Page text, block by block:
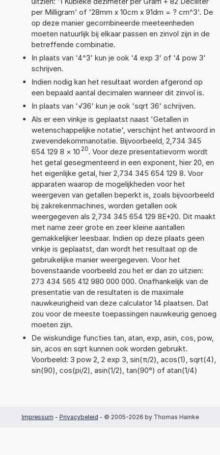
per Milligram' of '28mm x 10cm x 91dm = ? cm^3'. De
op deze manier gecombineerde meeteenheden
moeten natuurlijk bij elkaar passen en zinvol zijn in de
betreffende combinatie.
In plaats van '4^3' kun je ook '4 exp 3' of '4 pow 3'
schrijven.
Indien nodig kan het resultaat worden afgerond op
een bepaald aantal decimalen wanneer dit zinvol is.
In plaats van '√36' kun je ook 'sqrt 36' schrijven.
Als er een vinkje is geplaatst naast 'Getallen in
wetenschappelijke notatie', verschijnt het antwoord in
zwevendekommanotatie. Bijvoorbeeld, 2,734 345
654 129 8 × 10 20. Voor deze presentatievorm wordt
het getal gesegmenteerd in een exponent, hier 20, en
het eigenlijke getal, hier 2,734 345 654 129 8. Voor
apparaten waarop de mogelijkheden voor het
weergeven van getallen beperkt is, zoals bijvoorbeeld
bij zakrekenmachines, worden getallen ook
weergegeven als 2,734 345 654 129 8E+20. Dit maakt
met name zeer grote en zeer kleine aantallen
gemakkelijker leesbaar. Indien op deze plaats geen
vinkje is geplaatst, dan wordt het resultaat op de
gebruikelijke manier weergegeven. Voor het
bovenstaande voorbeeld zou het er dan zo uitzien:
273 434 565 412 980 000 000. Onafhankelijk van de
presentatie van de resultaten is de maximale
nauwkeurigheid van deze calculator 14 plaatsen. Dat
zou voor de meeste toepassingen nauwkeurig genoeg
moeten zijn.
De wiskundige functies tan, atan, exp, asin, cos, pow,
sin, acos en sqrt kunnen ook worden gebruikt.
Voorbeeld: 3 pow 2, 2 exp 3, sin(π/2), acos(1), sqrt(4),
sin(90), cos(pi/2), asin(1/2), tan(90°) of atan(1/4)
Impressum - Privacybeleid - © 2005-2026 by Thomas Hainke